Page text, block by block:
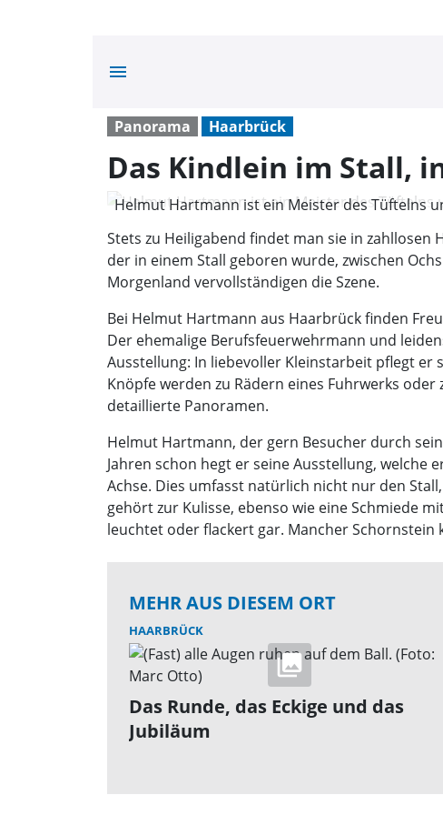
menu
Panorama Haarbrück
Das Kindlein im Stall,
Helmut Hartmann ist ein Meister des Tüftelns
Stets zu Heiligabend findet man sie in zahllosen
der in einem Stall geboren wurde, zwischen
Morgenland vervollständigen die Szene.
Bei Helmut Hartmann aus Haarbrück finden
Der ehemalige Berufsfeuerwehrmann und
Ausstellung: In liebevoller Kleinstarbeit pflegt er
Knöpfe werden zu Rädern eines Fuhrwerks
detaillierte Panoramen.
Helmut Hartmann, der gern Besucher durch
Jahren schon hegt er seine Ausstellung,
Achse. Dies umfasst natürlich nicht nur den
gehört zur Kulisse, ebenso wie eine Schmiede
leuchtet oder flackert gar. Mancher
MEHR AUS DIESEM ORT
HAARBRÜCK
Das Runde, das Eckige und das
Jubiläum